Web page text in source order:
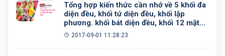
Tổng hợp kiến thức cần nhớ về 5 khối đa
diện đều, khối tứ diện đều, khối lập
phương. khối bát diện đều, khối 12 mặt
đều, khối 20 mặt đều
2017-09-01 11:28:23